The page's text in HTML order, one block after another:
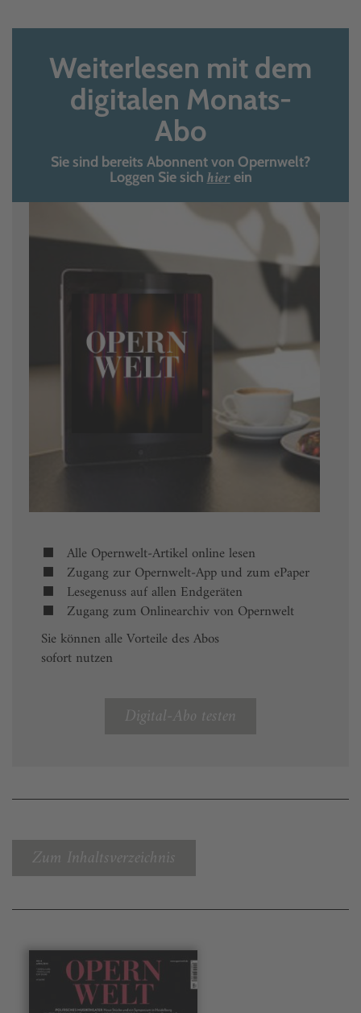
Weiterlesen mit dem
digitalen Monats-
Abo
Sie sind bereits Abonnent von Opernwelt?
Loggen Sie sich hierein
Alle Opernwelt-Artikel online lesen
Zugang zur Opernwelt-App und zum ePaper
Lesegenuss auf allen Endgeräten
Zugang zum Onlinearchiv von Opernwelt
Sie können alle Vorteile des Abos
sofort nutzen
Digital-Abo testen
Zum Inhaltsverzeichnis